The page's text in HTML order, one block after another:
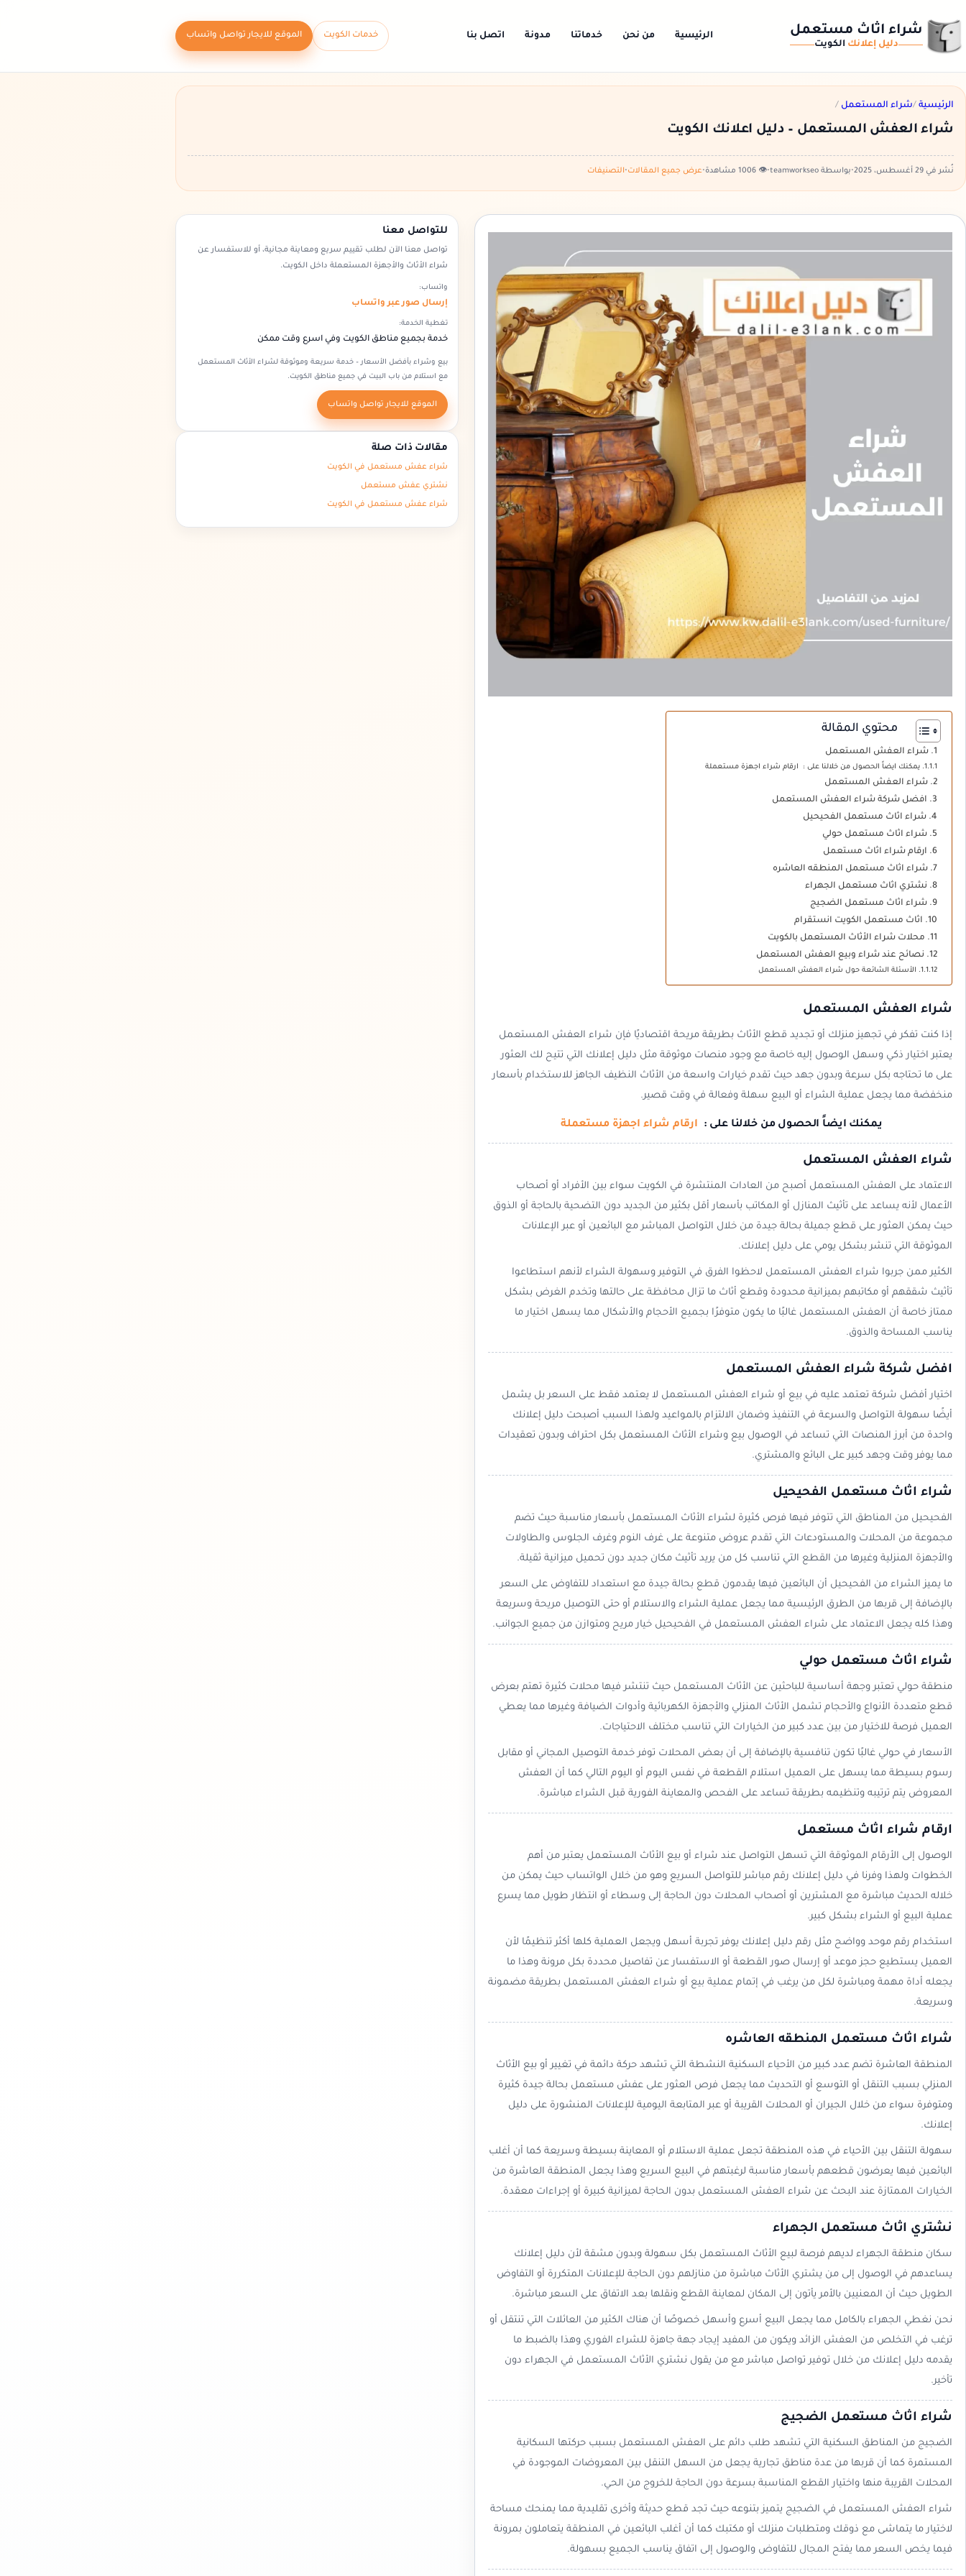
شراء اثاث مستعمل
دليل إعلانك الكويت
الرئيسية من نحن خدماتنا مدونة اتصل بنا خدمات الكويت الموقع للايجار تواصل واتساب
الرئيسية /شراء المستعمل /
شراء العفش المستعمل – دليل اعلانك الكويت
نُشر في 29 أغسطس، 2025 •بواسطة teamworkseo •👁️ 1006 مشاهدة •عرض جميع المقالات•التصنيفات
محتوي المقالة
شراء العفش المستعمل
يمكنك ايضاً الحصول من خلالنا على : ارقام شراء اجهزة مستعملة
شراء العفش المستعمل
افضل شركة شراء العفش المستعمل
شراء اثاث مستعمل الفحيحيل
شراء اثاث مستعمل حولي
ارقام شراء اثاث مستعمل
شراء اثاث مستعمل المنطقه العاشره
نشتري اثاث مستعمل الجهراء
شراء اثاث مستعمل الضجيج
اثاث مستعمل الكويت انستقرام
محلات شراء الأثاث المستعمل بالكويت
نصائح عند شراء وبيع العفش المستعمل
الأسئلة الشائعة حول شراء العفش المستعمل
شراء العفش المستعمل
إذا كنت تفكر في تجهيز منزلك أو تجديد قطع الأثاث بطريقة مريحة اقتصاديًا فإن شراء العفش المستعمل
يعتبر اختيار ذكي وسهل الوصول إليه خاصة مع وجود منصات موثوقة مثل دليل إعلانك التي تتيح لك العثور
على ما تحتاجه بكل سرعة وبدون جهد حيث تقدم خيارات واسعة من الأثاث النظيف الجاهز للاستخدام بأسعار
منخفضة مما يجعل عملية الشراء أو البيع سهلة وفعالة في وقت قصير.
يمكنك ايضاً الحصول من خلالنا على : ارقام شراء اجهزة مستعملة
شراء العفش المستعمل
الاعتماد على العفش المستعمل أصبح من العادات المنتشرة في الكويت سواء بين الأفراد أو أصحاب
الأعمال لأنه يساعد على تأثيث المنازل أو المكاتب بأسعار أقل بكثير من الجديد دون التضحية بالحاجة أو الذوق
حيث يمكن العثور على قطع جميلة بحالة جيدة من خلال التواصل المباشر مع البائعين أو عبر الإعلانات
الموثوقة التي تنشر بشكل يومي على دليل إعلانك.
الكثير ممن جربوا شراء العفش المستعمل لاحظوا الفرق في التوفير وسهولة الشراء لأنهم استطاعوا
تأثيث شققهم أو مكاتبهم بميزانية محدودة وقطع أثاث ما تزال محافظة على حالتها وتخدم الغرض بشكل
ممتاز خاصة أن العفش المستعمل غالبًا ما يكون متوفرًا بجميع الأحجام والأشكال مما يسهل اختيار ما
يناسب المساحة والذوق.
افضل شركة شراء العفش المستعمل
اختيار أفضل شركة تعتمد عليه في بيع أو شراء العفش المستعمل لا يعتمد فقط على السعر بل يشمل
أيضًا سهولة التواصل والسرعة في التنفيذ وضمان الالتزام بالمواعيد ولهذا السبب أصبحت دليل إعلانك
واحدة من أبرز المنصات التي تساعد في الوصول بيع وشراء الأثاث المستعمل بكل احتراف وبدون تعقيدات
مما يوفر وقت وجهد كبير على البائع والمشتري.
شراء اثاث مستعمل الفحيحيل
الفحيحيل من المناطق التي تتوفر فيها فرص كثيرة لشراء الأثاث المستعمل بأسعار مناسبة حيث تضم
مجموعة من المحلات والمستودعات التي تقدم عروض متنوعة على غرف النوم وغرف الجلوس والطاولات
والأجهزة المنزلية وغيرها من القطع التي تناسب كل من يريد تأثيث مكان جديد دون تحميل ميزانية ثقيلة.
ما يميز الشراء من الفحيحيل أن البائعين فيها يقدمون قطع بحالة جيدة مع استعداد للتفاوض على السعر
بالإضافة إلى قربها من الطرق الرئيسية مما يجعل عملية الشراء والاستلام أو حتى التوصيل مريحة وسريعة
وهذا كله يجعل الاعتماد على شراء العفش المستعمل في الفحيحيل خيار مريح ومتوازن من جميع الجوانب.
شراء اثاث مستعمل حولي
منطقة حولي تعتبر وجهة أساسية للباحثين عن الأثاث المستعمل حيث تنتشر فيها محلات كثيرة تهتم بعرض
قطع متعددة الأنواع والأحجام تشمل الأثاث المنزلي والأجهزة الكهربائية وأدوات الضيافة وغيرها مما يعطي
العميل فرصة للاختيار من بين عدد كبير من الخيارات التي تناسب مختلف الاحتياجات.
الأسعار في حولي غالبًا تكون تنافسية بالإضافة إلى أن بعض المحلات توفر خدمة التوصيل المجاني أو مقابل
رسوم بسيطة مما يسهل على العميل استلام القطعة في نفس اليوم أو اليوم التالي كما أن العفش
المعروض يتم ترتيبه وتنظيمه بطريقة تساعد على الفحص والمعاينة الفورية قبل الشراء مباشرة.
ارقام شراء اثاث مستعمل
الوصول إلى الأرقام الموثوقة التي تسهل التواصل عند شراء أو بيع الأثاث المستعمل يعتبر من أهم
الخطوات ولهذا وفرنا في دليل إعلانك رقم مباشر للتواصل السريع وهو من خلال الواتساب حيث يمكن من
خلاله الحديث مباشرة مع المشترين أو أصحاب المحلات دون الحاجة إلى وسطاء أو انتظار طويل مما يسرع
عملية البيع أو الشراء بشكل كبير.
استخدام رقم موحد وواضح مثل رقم دليل إعلانك يوفر تجربة أسهل ويجعل العملية كلها أكثر تنظيمًا لأن
العميل يستطيع حجز موعد أو إرسال صور القطعة أو الاستفسار عن تفاصيل محددة بكل مرونة وهذا ما
يجعله أداة مهمة ومباشرة لكل من يرغب في إتمام عملية بيع أو شراء العفش المستعمل بطريقة مضمونة
وسريعة.
شراء اثاث مستعمل المنطقه العاشره
المنطقة العاشرة تضم عدد كبير من الأحياء السكنية النشطة التي تشهد حركة دائمة في تغيير أو بيع الأثاث
المنزلي بسبب التنقل أو التوسع أو التحديث مما يجعل فرص العثور على عفش مستعمل بحالة جيدة كثيرة
ومتوفرة سواء من خلال الجيران أو المحلات القريبة أو عبر المتابعة اليومية للإعلانات المنشورة على دليل
إعلانك.
سهولة التنقل بين الأحياء في هذه المنطقة تجعل عملية الاستلام أو المعاينة بسيطة وسريعة كما أن أغلب
البائعين فيها يعرضون قطعهم بأسعار مناسبة لرغبتهم في البيع السريع وهذا يجعل المنطقة العاشرة من
الخيارات الممتازة عند البحث عن شراء العفش المستعمل بدون الحاجة لميزانية كبيرة أو إجراءات معقدة.
نشتري اثاث مستعمل الجهراء
سكان منطقة الجهراء لديهم فرصة لبيع الأثاث المستعمل بكل سهولة وبدون مشقة لأن دليل إعلانك
يساعدهم في الوصول إلى من يشتري الأثاث مباشرة من منازلهم دون الحاجة للإعلانات المتكررة أو التفاوض
الطويل حيث أن المعنيين بالأمر يأتون إلى المكان لمعاينة القطع ونقلها بعد الاتفاق على السعر مباشرة.
نحن نغطي الجهراء بالكامل مما يجعل البيع أسرع وأسهل خصوصًا أن هناك الكثير من العائلات التي تنتقل أو
ترغب في التخلص من العفش الزائد ويكون من المفيد إيجاد جهة جاهزة للشراء الفوري وهذا بالضبط ما
يقدمه دليل إعلانك من خلال توفير تواصل مباشر مع من يقول نشتري الأثاث المستعمل في الجهراء دون
تأخير.
شراء اثاث مستعمل الضجيج
الضجيج من المناطق السكنية التي تشهد طلب دائم على العفش المستعمل بسبب حركتها السكانية
المستمرة كما أن قربها من عدة مناطق تجارية يجعل من السهل التنقل بين المعروضات الموجودة في
المحلات القريبة منها واختيار القطع المناسبة بسرعة دون الحاجة للخروج من الحي.
شراء العفش المستعمل في الضجيج يتميز بتنوعه حيث تجد قطع حديثة وأخرى تقليدية مما يمنحك مساحة
لاختيار ما يتماشى مع ذوقك ومتطلبات منزلك أو مكتبك كما أن أغلب البائعين في المنطقة يتعاملون بمرونة
فيما يخص السعر مما يفتح المجال للتفاوض والوصول إلى اتفاق يناسب الجميع بسهولة.
للتواصل معنا
تواصل معنا الآن لطلب تقييم سريع ومعاينة مجانية، أو للاستفسار عن
شراء الأثاث والأجهزة المستعملة داخل الكويت.
واتساب:
إرسال صور عبر واتساب
تغطية الخدمة:
خدمة بجميع مناطق الكويت وفي اسرع وقت ممكن
بيع وشراء بأفضل الأسعار – خدمة سريعة وموثوقة لشراء الأثاث المستعمل
مع استلام من باب البيت في جميع مناطق الكويت.
الموقع للايجار تواصل واتساب
مقالات ذات صلة
شراء عفش مستعمل في الكويت
نشتري عفش مستعمل
شراء عفش مستعمل في الكويت